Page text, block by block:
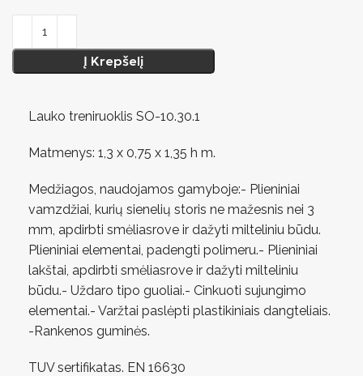
Į Krepšelį
Lauko treniruoklis SO-10.30.1
Matmenys: 1,3 х 0,75 х 1,35 h m.
Medžiagos, naudojamos gamyboje:- Plieniniai
vamzdžiai, kurių sienelių storis ne mažesnis nei 3
mm, apdirbti smėliasrove ir dažyti milteliniu būdu.
Plieniniai elementai, padengti polimeru.- Plieniniai
lakštai, apdirbti smėliasrove ir dažyti milteliniu
būdu.- Uždaro tipo guoliai.- Cinkuoti sujungimo
elementai.- Varžtai paslėpti plastikiniais dangteliais.
-Rankenos guminės.
TUV sertifikatas. EN 16630